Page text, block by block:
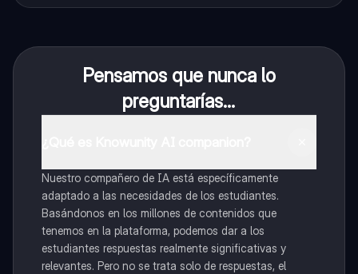
Pensamos que nunca lo
preguntarías...
Nuestro compañero de IA está específicamente
adaptado a las necesidades de los estudiantes.
Basándonos en los millones de contenidos que
tenemos en la plataforma, podemos dar a los
estudiantes respuestas realmente significativas y
relevantes. Pero no se trata solo de respuestas, el